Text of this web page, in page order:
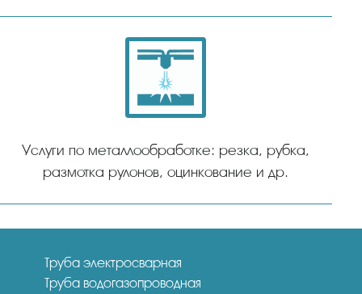
Услуги по металлообработке: резка, рубка,
размотка рулонов, оцинкование и др.
Труба электросварная
Труба водогазопроводная